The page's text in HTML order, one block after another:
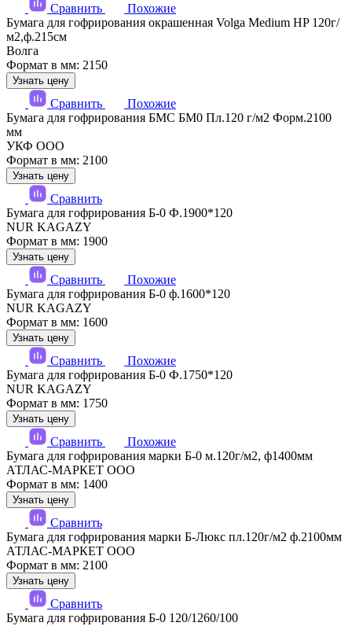
Сравнить
Похожие
Бумага для гофрирования окрашенная Volga Medium HP 120г/
м2,ф.215см
Волга
Формат в мм: 2150
Узнать цену
Сравнить
Похожие
Бумага для гофрирования БМС БМ0 Пл.120 г/м2 Форм.2100
мм
УКФ ООО
Формат в мм: 2100
Узнать цену
Сравнить
Бумага для гофрирования Б-0 Ф.1900*120
NUR KAGAZY
Формат в мм: 1900
Узнать цену
Сравнить
Похожие
Бумага для гофрирования Б-0 ф.1600*120
NUR KAGAZY
Формат в мм: 1600
Узнать цену
Сравнить
Похожие
Бумага для гофрирования Б-0 Ф.1750*120
NUR KAGAZY
Формат в мм: 1750
Узнать цену
Сравнить
Похожие
Бумага для гофрирования марки Б-0 м.120г/м2, ф1400мм
АТЛАС-МАРКЕТ ООО
Формат в мм: 1400
Узнать цену
Сравнить
Бумага для гофрирования марки Б-Люкс пл.120г/м2 ф.2100мм
АТЛАС-МАРКЕТ ООО
Формат в мм: 2100
Узнать цену
Сравнить
Бумага для гофрирования Б-0 120/1260/100